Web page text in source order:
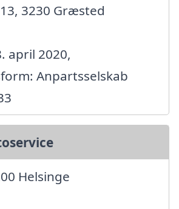
3230 Græsted
april 2020,
Anpartsselskab
Helsinge